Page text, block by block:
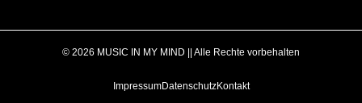
© 2026 MUSIC IN MY MIND || Alle Rechte vorbehalten
ImpressumDatenschutzKontakt